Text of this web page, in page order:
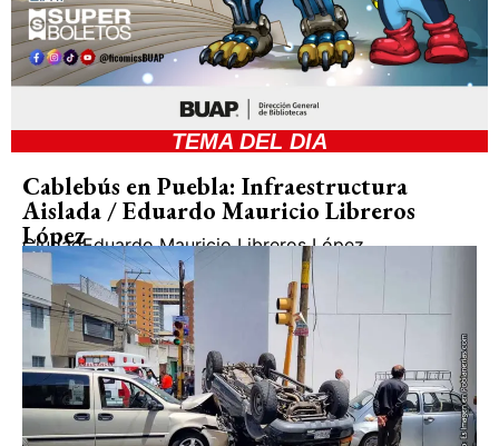
TEMA DEL DIA
Cablebús en Puebla: Infraestructura
Aislada / Eduardo Mauricio Libreros
López
CiudadEduardo Mauricio Libreros López